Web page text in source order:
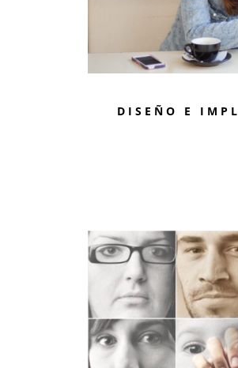
DISEÑO E